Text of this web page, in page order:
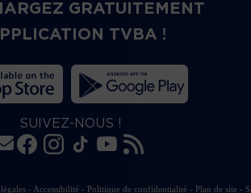
GRATUITEMENT
TVBA !
SUIVEZ-NOUS !
- Accessibilité- Politique de confidentialité- Plan de site-